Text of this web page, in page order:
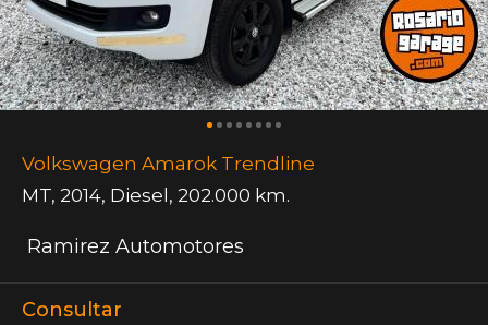
Volkswagen Amarok Trendline
MT, 2014, Diesel , 202.000 km.
Ramirez Automotores
Consultar